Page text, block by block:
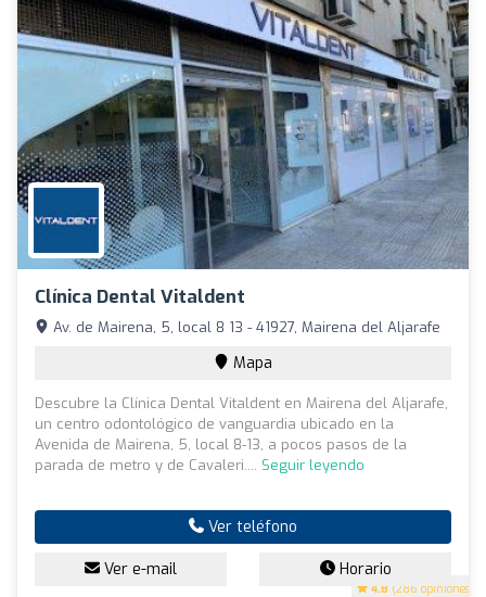
Clínica Dental Vitaldent
4.8 (286 opiniones)
Av. de Mairena, 5, local 8 13 - 41927, Mairena del Aljarafe
Mapa
Descubre la Clínica Dental Vitaldent en Mairena del Aljarafe,
un centro odontológico de vanguardia ubicado en la
Avenida de Mairena, 5, local 8-13, a pocos pasos de la
parada de metro y de Cavaleri.... Seguir leyendo
Ver teléfono
Ver e-mail Horario